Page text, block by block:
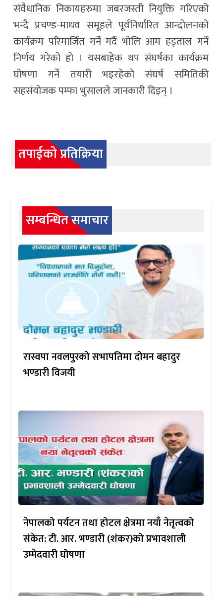
संवैधानिक निकायहरुमा जबरजस्ती नियुक्ति गरिएको
भन्दै प्रचण्ड-माधव समूहले पूर्वनिर्धारित आन्दोलनको
कार्यक्रम परिमार्जित गर्ने गर्दै भोलि आम हड्ताल गर्ने
निर्णय गरेको हो । यसबाहेक थप संघर्षका कार्यक्रम
घोषणा गर्ने तयारी भइरहेको संघर्ष समितिकी
सहसंयोजक पम्फा भुसालले जानकारी दिइन् ।
तपाईको प्रतिक्रिया
सम्बन्धित समाचार
रास्वपा नवलपुरको सभापतिमा दोमन बहादुर
भण्डारी विजयी
नेपालको पर्यटन तथा होटल क्षेत्रमा नयाँ नेतृत्वको
संकेत: टी. आर. भण्डारी (शंकर)को प्रभावशाली
उम्मेदवारी घोषणा